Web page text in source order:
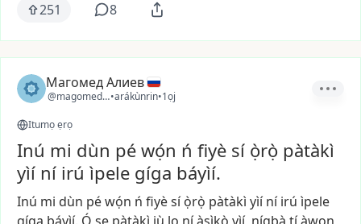
251 8
Магомед Алиев
@magomed_0510
•arákùnrin•1ọj
Itumọ ẹrọ
Inú mi dùn pé wọ́n ń fiyè sí ọ̀rọ̀ pàtàkì
yìí ní irú ìpele gíga báyìí.
Inú mi dùn péwọ́n ń fiyèsí ọ̀rọ̀ pàtàkì yìí ní irú ìpele